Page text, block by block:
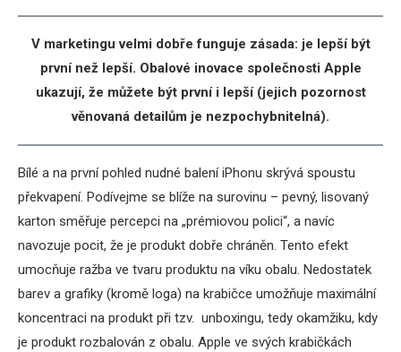
V marketingu velmi dobře funguje zásada: je lepší být
první než lepší. Obalové inovace společnosti Apple
ukazují, že můžete být první i lepší (jejich pozornost
věnovaná detailům je nezpochybnitelná).
Bílé a na první pohled nudné balení iPhonu skrývá spoustu
překvapení. Podívejme se blíže na surovinu – pevný, lisovaný
karton směřuje percepci na „prémiovou polici“, a navíc
navozuje pocit, že je produkt dobře chráněn. Tento efekt
umocňuje ražba ve tvaru produktu na víku obalu. Nedostatek
barev a grafiky (kromě loga) na krabičce umožňuje maximální
koncentraci na produkt při tzv. unboxingu, tedy okamžiku, kdy
je produkt rozbalován z obalu. Apple ve svých krabičkách